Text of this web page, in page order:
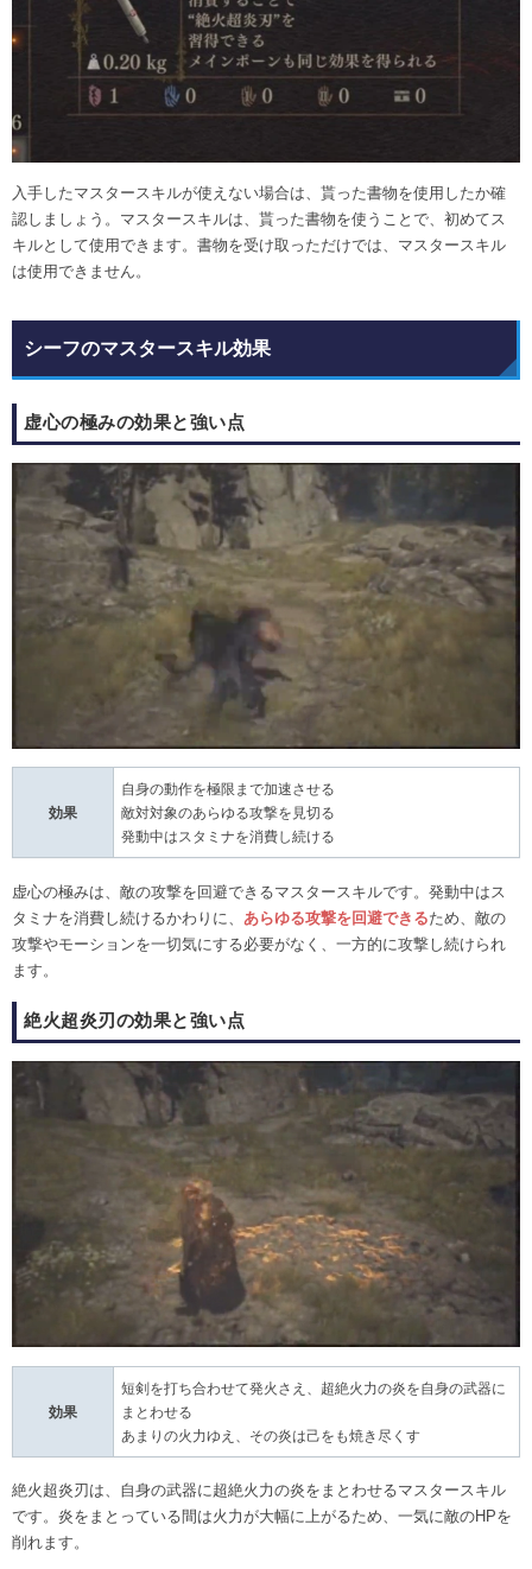
入手したマスタースキルが使えない場合は、貰った書物を使用したか確
認しましょう。マスタースキルは、貰った書物を使うことで、初めてス
キルとして使用できます。書物を受け取っただけでは、マスタースキル
は使用できません。
シーフのマスタースキル効果
虚心の極みの効果と強い点
効果
自身の動作を極限まで加速させる
敵対対象のあらゆる攻撃を見切る
発動中はスタミナを消費し続ける
虚心の極みは、敵の攻撃を回避できるマスタースキルです。発動中はス
タミナを消費し続けるかわりに、 あらゆる攻撃を回避できるため、敵の
攻撃やモーションを一切気にする必要がなく、一方的に攻撃し続けられ
ます。
絶火超炎刃の効果と強い点
効果
短剣を打ち合わせて発火さえ、超絶火力の炎を自身の武器に
まとわせる
あまりの火力ゆえ、その炎は己をも焼き尽くす
絶火超炎刃は、自身の武器に超絶火力の炎をまとわせるマスタースキル
です。炎をまとっている間は火力が大幅に上がるため、一気に敵のHPを
削れます。